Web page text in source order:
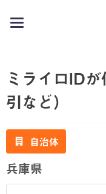
toggle
ミライロID
引など）
自治体
兵庫県